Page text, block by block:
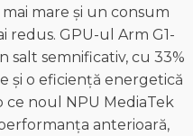
mare și un consum
redus. GPU-ul Arm G1-
salt semnificativ, cu 33%
și o eficiență energetică
noul NPU MediaTek
anterioară,